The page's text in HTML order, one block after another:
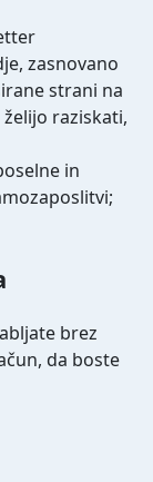
zasnovano
strani na
raziskati,
in
brez
da boste